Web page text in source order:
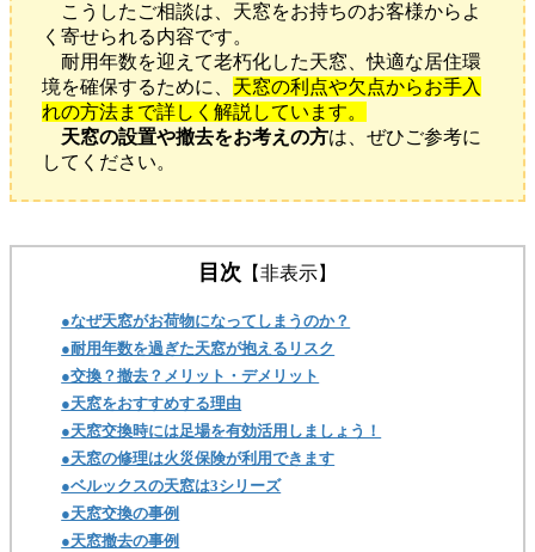
こうしたご相談は、天窓をお持ちのお客様からよ
く寄せられる内容です。
耐用年数を迎えて老朽化した天窓、快適な居住環
境を確保するために、 天窓の利点や欠点からお手入
れの方法まで詳しく解説しています。
天窓の設置や撤去をお考えの方は、ぜひご参考に
してください。
目次 【非表示】
●なぜ天窓がお荷物になってしまうのか？
●耐用年数を過ぎた天窓が抱えるリスク
●交換？撤去？メリット・デメリット
●天窓をおすすめする理由
●天窓交換時には足場を有効活用しましょう！
●天窓の修理は火災保険が利用できます
●ベルックスの天窓は3シリーズ
●天窓交換の事例
●天窓撤去の事例